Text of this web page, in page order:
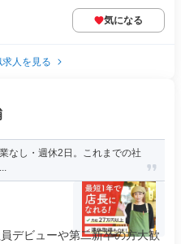
気になる
人を見る
なし・週休2日。これまでの社
デビューや第二新卒の方大歓